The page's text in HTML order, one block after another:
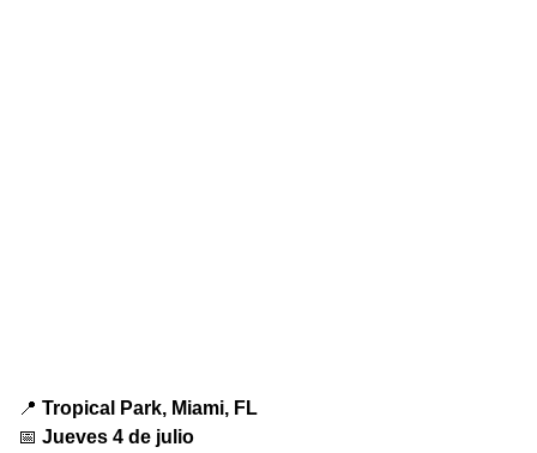
📍 Tropical Park, Miami, FL
📅 Jueves 4 de julio